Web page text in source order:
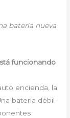
batería nueva
funcionando
encienda, la
batería débil